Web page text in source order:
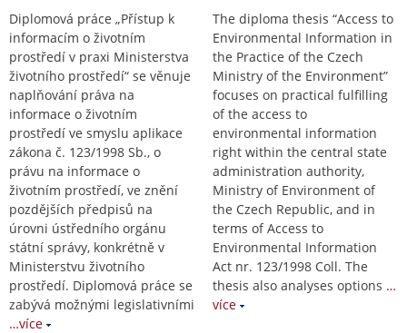
Diplomová práce „Přístup k
informacím o životním
prostředí v praxi Ministerstva
životního prostředí“ se věnuje
naplňování práva na
informace o životním
prostředí ve smyslu aplikace
zákona č. 123/1998 Sb., o
právu na informace o
životním prostředí, ve znění
pozdějších předpisů na
úrovni ústředního orgánu
státní správy, konkrétně v
Ministerstvu životního
prostředí. Diplomová práce se
zabývá možnými legislativními
…více
The diploma thesis “Access to
Environmental Information in
the Practice of the Czech
Ministry of the Environment”
focuses on practical fulfilling
of the access to
environmental information
right within the central state
administration authority,
Ministry of Environment of
the Czech Republic, and in
terms of Access to
Environmental Information
Act nr. 123/1998 Coll. The
thesis also analyses options …
více